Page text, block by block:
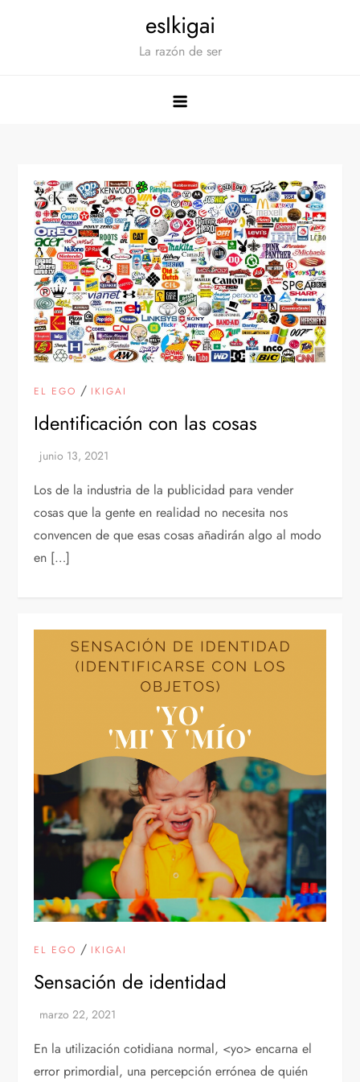
esIkigai
La razón de ser
EL EGO / IKIGAI
Identificación con las cosas
Los de la industria de la publicidad para vender
cosas que la gente en realidad no necesita nos
convencen de que esas cosas añadirán algo al modo
en […]
EL EGO / IKIGAI
Sensación de identidad
En la utilización cotidiana normal, <yo> encarna el
error primordial, una percepción errónea de quién